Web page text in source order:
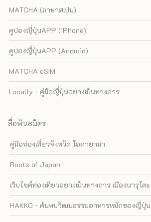
MATCHA (ภาษาสเปน)
คูปองญี่ปุ่นAPP (iPhone)
คูปองญี่ปุ่นAPP (Android)
MATCHA eSIM
Locally - คู่มือญี่ปุ่นอย่างเป็นทางการ
สื่อพันธมิตร
คู่มือท่องเที่ยวจังหวัด โอคายาม่า
Roots of Japan
เว็บไซต์ท่องเที่ยวอย่างเป็นทางการ เมืองนารุโตะ
HAKKO - ค้นพบวัฒนธรรมอาหารหมักของญี่ปุ่น